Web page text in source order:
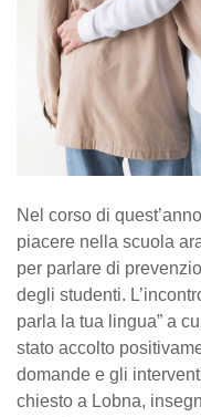
Nel corso di
piacere nella scuola
per parlare di
degli studenti.
parla la tua lingua” a
stato accolto
domande e gli
chiesto a Lobna,